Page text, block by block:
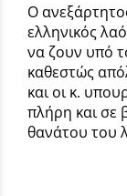
Ο
ελληνικός
να ζουν υπό
καθεστώς
και οι κ.
πλήρη και σε
θανάτου του